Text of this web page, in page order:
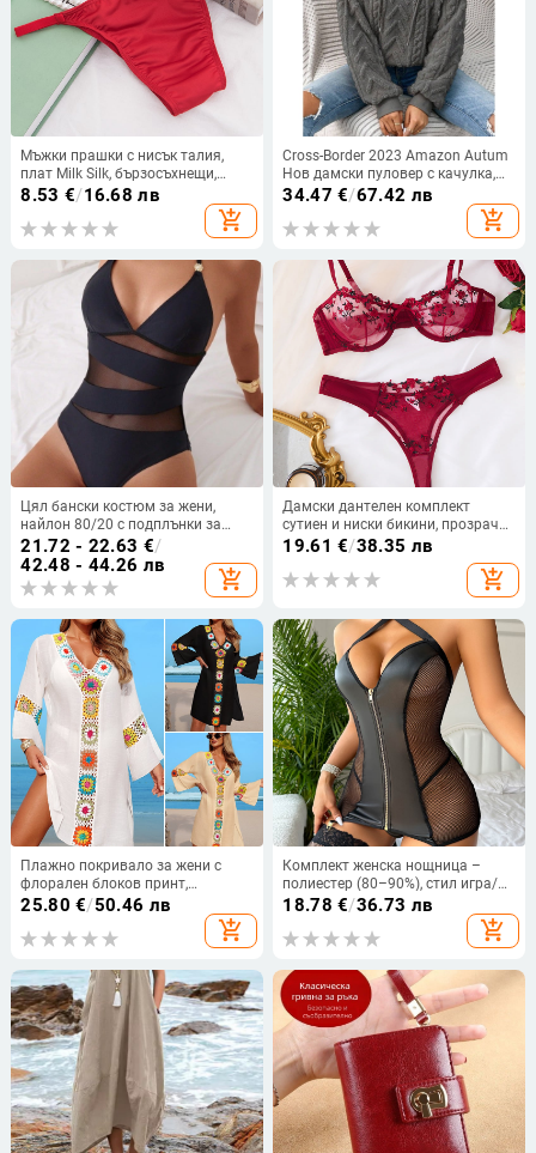
Мъжки прашки с нисък талия,
плат Milk Silk, бързосъхнещи,
висока еластичност, без джоб
8.53 €/16.68 лв
add_shopping_cart
Cross-Border 2023 Amazon Autum
Нов дамски пуловер с качулка,
плюшено кадифе и дълъг ръкав, с
34.47 €/67.42 лв
add_shopping_cart
Цял бански костюм за жени,
найлон 80/20 с подплънки за
бюста, подплата спандекс 20%,
без ръкави
21.72 - 22.63 €/
42.48 - 44.26 лв
add_shopping_cart
Дамски дантелен комплект
сутиен и ниски бикини, прозрачен
мрежест панел и бродерия
19.61 €/38.35 лв
add_shopping_cart
Плажно покривало за жени с
флорален блоков принт,
полиестерна тъкан, подплата
100% полиестер, код Cybk2822n
25.80 €/50.46 лв
add_shopping_cart
Комплект женска нощница –
полиестер (80–90%), стил игра/
ролева игра, сладък женствен
18.78 €/36.73 лв
add_shopping_cart